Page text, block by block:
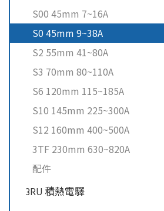
S00 45mm 7~16A
S0 45mm 9~38A
S2 55mm 41~80A
S3 70mm 80~110A
S6 120mm 115~185A
S10 145mm 225~300A
S12 160mm 400~500A
3TF 230mm 630~820A
配件
3RU 積熱電驛